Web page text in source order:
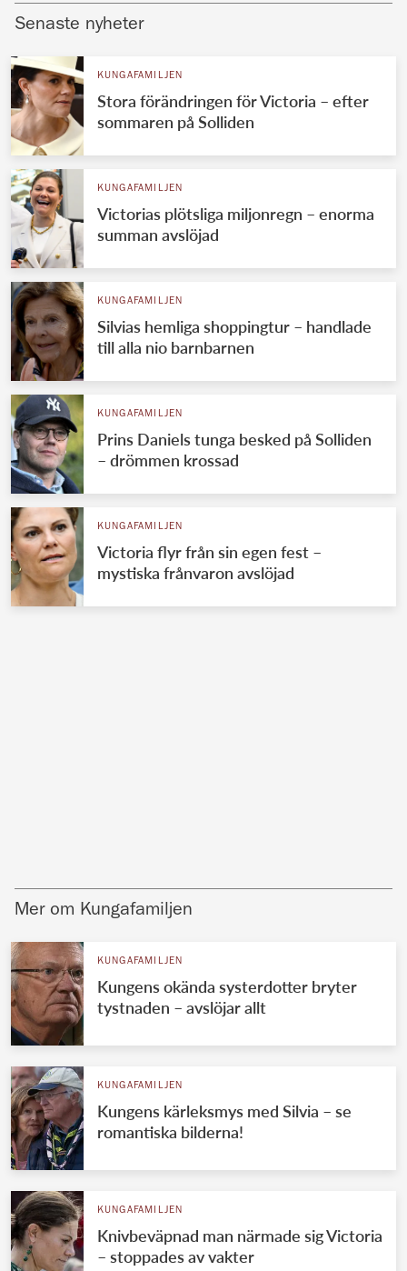
Senaste nyheter
KUNGAFAMILJEN
Stora förändringen för Victoria – efter
sommaren på Solliden
KUNGAFAMILJEN
Victorias plötsliga miljonregn – enorma
summan avslöjad
KUNGAFAMILJEN
Silvias hemliga shoppingtur – handlade
till alla nio barnbarnen
KUNGAFAMILJEN
Prins Daniels tunga besked på Solliden
– drömmen krossad
KUNGAFAMILJEN
Victoria flyr från sin egen fest –
mystiska frånvaron avslöjad
Mer om Kungafamiljen
KUNGAFAMILJEN
Kungens okända systerdotter bryter
tystnaden – avslöjar allt
KUNGAFAMILJEN
Kungens kärleksmys med Silvia – se
romantiska bilderna!
KUNGAFAMILJEN
Knivbeväpnad man närmade sig Victoria
– stoppades av vakter